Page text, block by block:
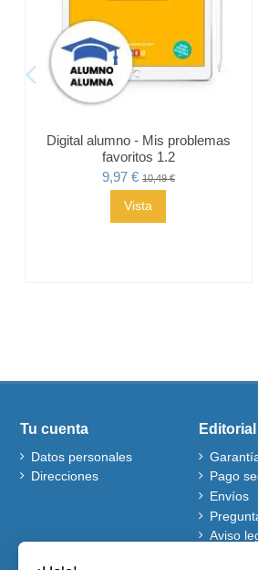
Digital alumno - Mis problemas
favoritos 1.2
9,97 € 10,49 €
Vista
Tu cuenta
Datos personales
Direcciones
Editorial
Pago
Envíos
Aviso